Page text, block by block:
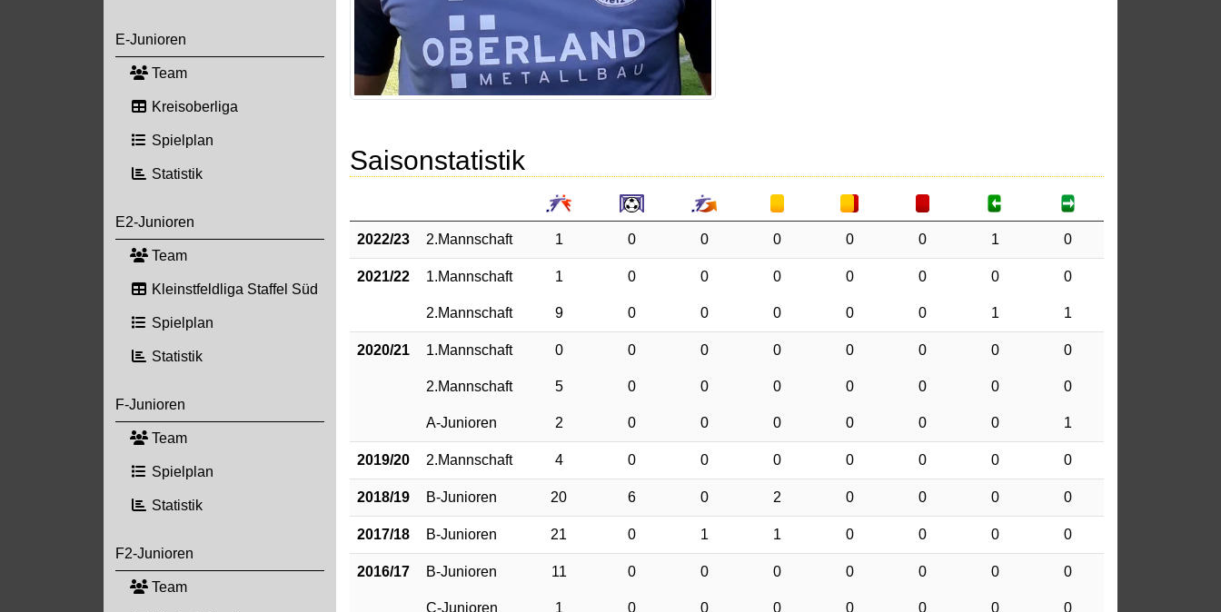
E-Junioren
Team
Kreisoberliga
Spielplan
Statistik
E2-Junioren
Team
Kleinstfeldliga Staffel Süd
Spielplan
Statistik
F-Junioren
Team
Spielplan
Statistik
F2-Junioren
Team
Saisonstatistik
2022/23 2.Mannschaft 1 0 0 0 0 0 1 0
2021/22 1.Mannschaft 1 0 0 0 0 0 0 0
2.Mannschaft 9 0 0 0 0 0 1 1
2020/21 1.Mannschaft 0 0 0 0 0 0 0 0
2.Mannschaft 5 0 0 0 0 0 0 0
A-Junioren 2 0 0 0 0 0 0 1
2019/20 2.Mannschaft 4 0 0 0 0 0 0 0
2018/19 B-Junioren 20 6 0 2 0 0 0 0
2017/18 B-Junioren 21 0 1 1 0 0 0 0
2016/17 B-Junioren 11 0 0 0 0 0 0 0
C-Junioren 1 0 0 0 0 0 0 0